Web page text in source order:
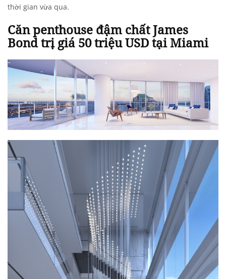
thời gian vừa qua.
Căn penthouse đậm chất James
Bond trị giá 50 triệu USD tại Miami